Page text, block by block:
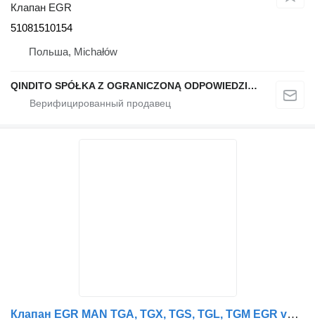
Клапан EGR
51081510154
Польша, Michałów
QINDITO SPÓŁKA Z OGRANICZONĄ ODPOWIEDZIALNOŚCIĄ
Клапан EGR MAN TGA, TGX, TGS, TGL, TGM EGR valve, blocking flap, F 90, HOCL, LI MAN для тягача MAN TGX, TGS, TGA, TGL, TGM